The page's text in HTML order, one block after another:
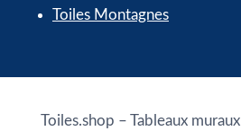
Toiles Montagnes
Toiles.shop – Tableaux muraux